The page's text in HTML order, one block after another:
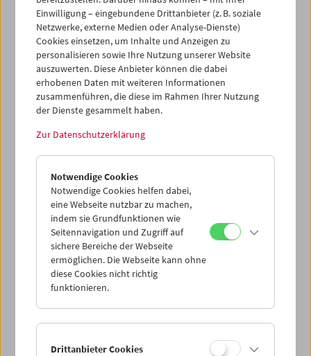
Einwilligung – eingebundene Drittanbieter (z. B. soziale
Netzwerke, externe Medien oder Analyse-Dienste)
Cookies einsetzen, um Inhalte und Anzeigen zu
personalisieren sowie Ihre Nutzung unserer Website
auszuwerten. Diese Anbieter können die dabei
erhobenen Daten mit weiteren Informationen
zusammenführen, die diese im Rahmen Ihrer Nutzung
der Dienste gesammelt haben.
Zur Datenschutzerklärung
Notwendige Cookies
Notwendige Cookies helfen dabei,
eine Webseite nutzbar zu machen,
indem sie Grundfunktionen wie
Seitennavigation und Zugriff auf
sichere Bereiche der Webseite
ermöglichen. Die Webseite kann ohne
diese Cookies nicht richtig
funktionieren.
Drittanbieter Cookies